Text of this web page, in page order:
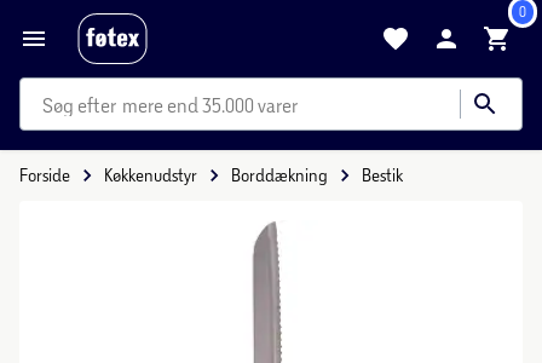
0
mere end 35.000 varer
Forside Køkkenudstyr Borddækning Bestik